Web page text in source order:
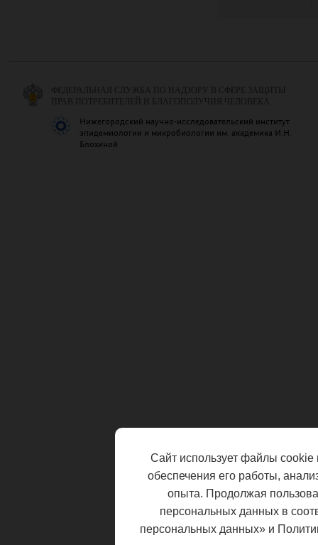
ФЕДЕРАЛЬНАЯ СЛУЖБА ПО НАДЗОРУ В СФЕРЕ ЗАЩИТЫ
ПРАВ ПОТРЕБИТЕЛЕЙ И БЛАГОПОЛУЧИЯ ЧЕЛОВЕКА
Нижегородский научно-исследовательский институт
эпидемиологии и микробиологии им. академика И.Н.
Блохиной
Сайт использует файлы cookie
обеспечения его работы,
опыта. Продолжая
персональных данных в
персональных данных» и